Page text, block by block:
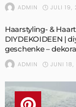
ADMIN JULI 19,
Haarstyling- &
DIYDEKOIDEEN |
geschenke –
ADMIN JUNI 18,